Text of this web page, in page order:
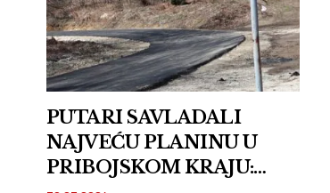
PUTARI SAVLADALI
NAJVEĆU PLANINU U
PRIBOJSKOM KRAJU: